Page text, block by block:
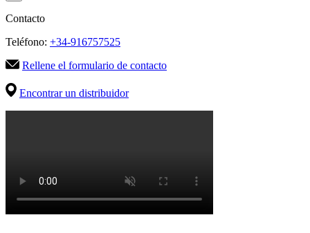
Contacto
Teléfono: +34-916757525
Rellene el formulario de contacto
Encontrar un distribuidor